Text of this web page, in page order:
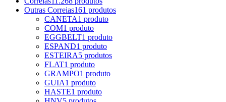
Outras Correias161 produtos
CANETA1 produto
COM1 produto
EGGBELT1 produto
ESPAND1 produto
ESTEIRA5 produtos
FLAT1 produto
GRAMPO1 produto
GUIA1 produto
HASTE1 produto